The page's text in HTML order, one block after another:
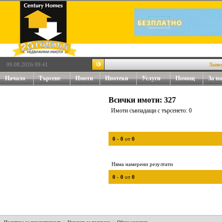
09.08.2026 09:41
Начало Търсене Имоти Ипотеки Услуги Помощ За
Всички имоти: 327
Имоти съвпадащи с търсенето: 0
0 - 0 от 0
Няма намерени резултати
0 - 0 от 0